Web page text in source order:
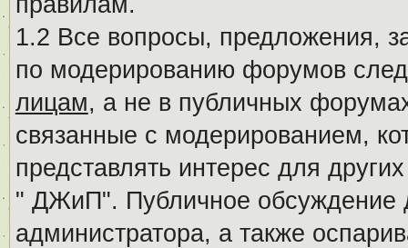
1.2 Все вопросы, предложения,
по модерированию форумов
лицам, а не в публичных
связанные с модерированием,
представлять интерес для
" ДЖиП". Публичное обсуждение
администратора, а также